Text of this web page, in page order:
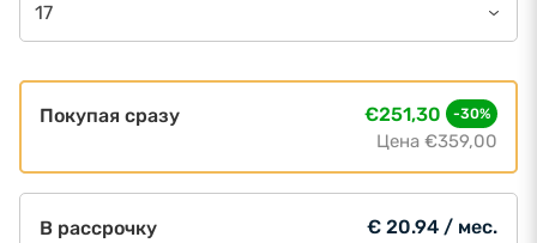
17
Покупая сразу €251,30 -30%
Цена €359,00
В рассрочку € 20.94 / мес.